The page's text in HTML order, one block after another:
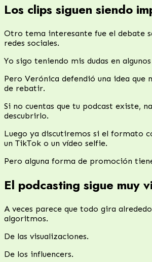
Los clips siguen siendo
Otro tema interesante fue el debate
redes sociales.
Yo sigo teniendo mis dudas en algunos
Pero Verónica defendió una idea que
de rebatir.
Si no cuentas que tu podcast existe,
descubrirlo.
Luego ya discutiremos si el formato
un TikTok o un vídeo selfie.
Pero alguna forma de promoción
El podcasting sigue muy
A veces parece que todo gira
algoritmos.
De las visualizaciones.
De los influencers.